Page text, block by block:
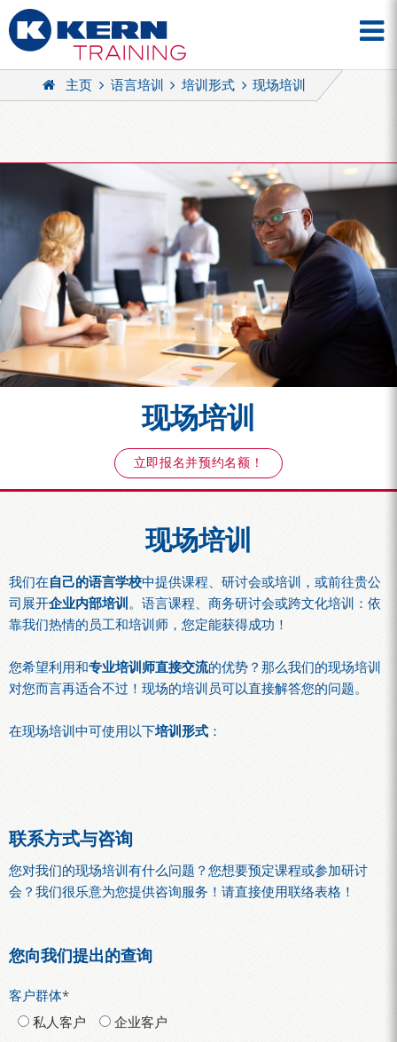
主页 语言培训 培训形式 现场培训
现场培训
立即报名并预约名额！
现场培训
我们在自己的语言学校中提供课程、研讨会或培训，或前往贵公
司展开企业内部培训 。语言课程、商务研讨会或跨文化培训：依
靠我们热情的员工和培训师，您定能获得成功！
您希望利用和专业培训师直接交流的优势？那么我们的现场培训
对您而言再适合不过！现场的培训员可以直接解答您的问题。
在现场培训中可使用以下培训形式 ：
联系方式与咨询
您对我们的现场培训有什么问题？您想要预定课程或参加研讨
会？我们很乐意为您提供咨询服务！请直接使用联络表格！
您向我们提出的查询
客户群体*
私人客户
企业客户